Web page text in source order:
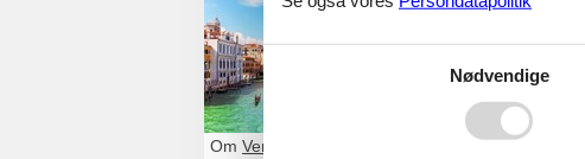
Feriebolig i
bygninger. Der er
dekorerede paladser,
verdensarvsliste.
Om Venedig
Nødvendige